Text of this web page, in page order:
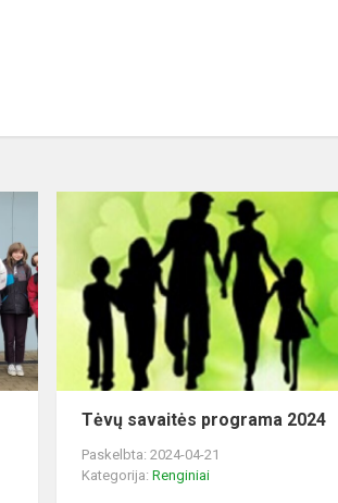
Tėvų savaitės programa 2024
Paskelbta: 2024-04-21
Kategorija:Renginiai